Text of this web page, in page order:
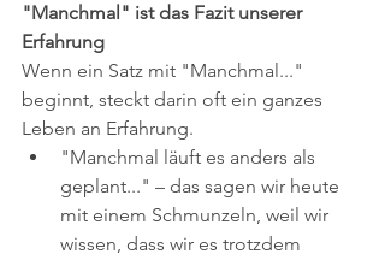
"Manchmal" ist das Fazit unserer
Erfahrung
​Wenn ein Satz mit "Manchmal..."
beginnt, steckt darin oft ein ganzes
Leben an Erfahrung.
​"Manchmal läuft es anders als
geplant..." – das sagen wir heute
mit einem Schmunzeln, weil wir
wissen, dass wir es trotzdem